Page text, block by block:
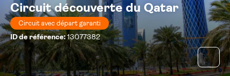
Circuit découverte du Qatar
Circuit avec départ garanti
ID de référence:13077382